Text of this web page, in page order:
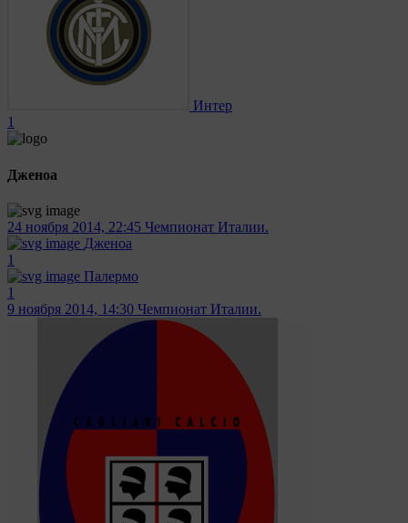
Интер
1
Дженоа
24 ноября 2014, 22:45 Чемпионат Италии.
Дженоа
1
Палермо
1
9 ноября 2014, 14:30 Чемпионат Италии.